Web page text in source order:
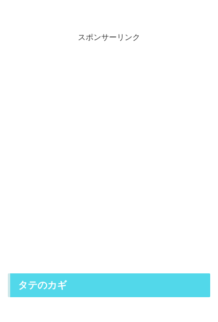
スポンサーリンク
タテのカギ